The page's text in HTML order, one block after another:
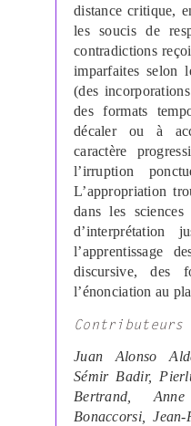
distance critique,
les soucis de
contradictions
imparfaites selon
(des
des formats
décaler ou à
caractère
l’irruption
L’appropriation
dans les
d’interprétation
l’apprentissage
discursive, des
l’énonciation au
Contributeurs
Juan Alonso
Sémir Badir,
Bertrand,
Bonaccorsi,